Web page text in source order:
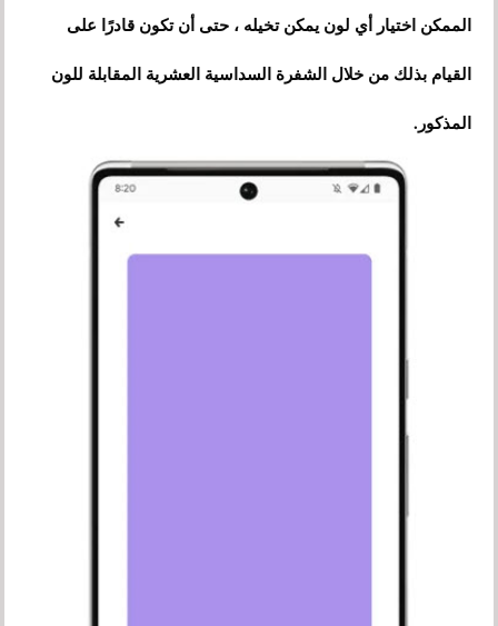
الممكن اختيار أي لون يمكن تخيله ، حتى أن تكون قادرًا على
القيام بذلك من خلال الشفرة السداسية العشرية المقابلة للون
المذكور.